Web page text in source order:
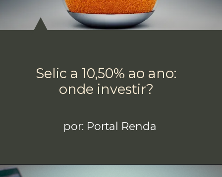
Selic a 10,50% ao ano:
onde investir?
por: Portal Renda